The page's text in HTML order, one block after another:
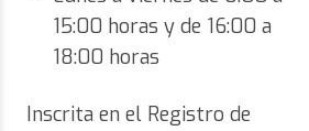
15:00 horas y de 16:00 a
18:00 horas
Inscrita en el Registro de